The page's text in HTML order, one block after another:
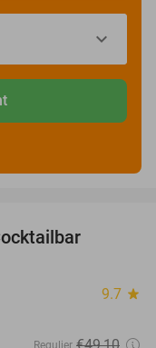
9.7 star
Regulier